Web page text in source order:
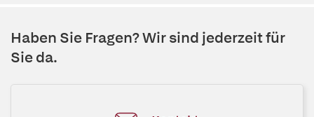
Haben Sie Fragen? Wir sind jederzeit für
Sie da.